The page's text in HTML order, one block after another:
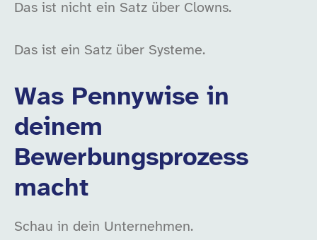
Das ist nicht ein Satz über Clowns.
Das ist ein Satz über Systeme.
Was Pennywise in
deinem
Bewerbungsprozess
macht
Schau in dein Unternehmen.